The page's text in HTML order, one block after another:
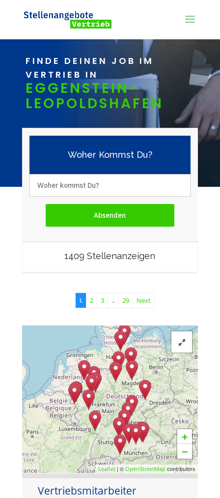
FINDE DEINEN JOB IM
VERTRIEB IN
EGGENSTEIN-
LEOPOLDSHAFEN
Woher Kommst Du?
1409 Stellenanzeigen
1 2 3 … 29 Next
+
−
Leaflet| ©OpenStreetMap contributors
Vertriebsmitarbeiter